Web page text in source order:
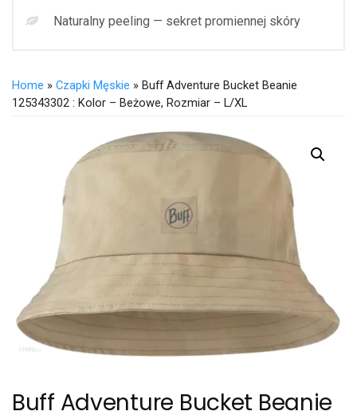
Naturalny peeling — sekret promiennej skóry
Home » Czapki Męskie » Buff Adventure Bucket Beanie
125343302 : Kolor – Beżowe, Rozmiar – L/XL
Buff Adventure Bucket Beanie